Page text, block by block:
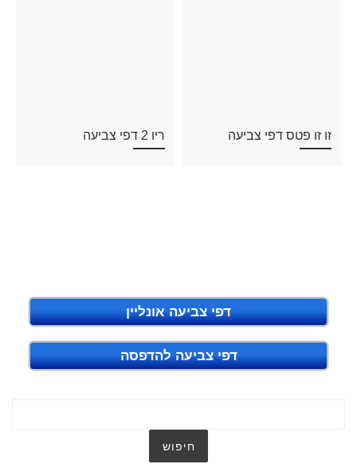
זו זו פטס דפי צביעה ריו 2 דפי צביעה
דפי צביעה אונליין
דפי צביעה להדפסה